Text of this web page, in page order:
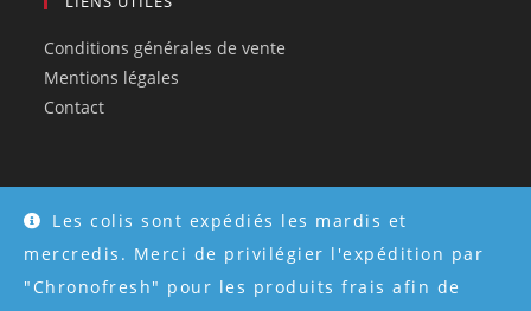
Les colis sont expédiés les mardis et
mercredis. Merci de privilégier l'expédition par
"Chronofresh" pour les produits frais afin de
Conditions générales de vente
Mentions légales
Contact